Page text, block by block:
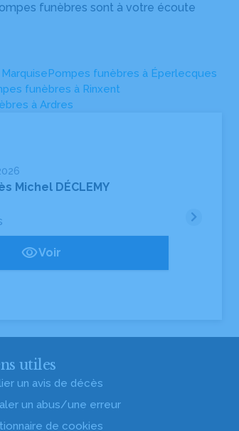
funèbres sont à votre écoute
Pompes funèbres à Éperlecques
funèbres à Rinxent
à Ardres
Michel DÉCLEMY
Voir
utiles
un avis de décès
un abus/une erreur
de cookies